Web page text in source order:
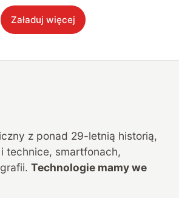
Załaduj więcej
z ponad 29-letnią historią,
technice, smartfonach,
Technologie mamy we